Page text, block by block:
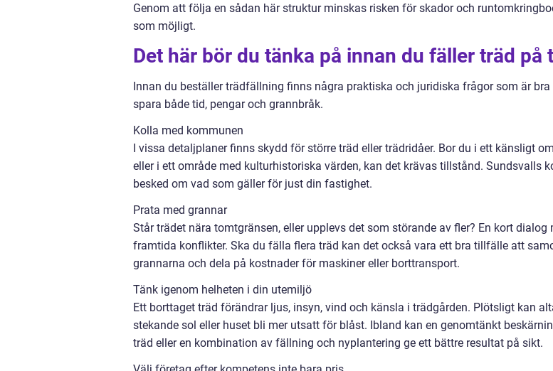
Genom att följa en sådan här struktur minskas risken för skador och
som möjligt.
Det här bör du tänka på innan du fäller träd på
Innan du beställer trädfällning finns några praktiska och juridiska frågor som är bra
spara både tid, pengar och grannbråk.
Kolla med kommunen
I vissa detaljplaner finns skydd för större träd eller trädridåer. Bor du i ett känsligt
eller i ett område med kulturhistoriska värden, kan det krävas tillstånd. Sundsvalls
besked om vad som gäller för just din fastighet.
Prata med grannar
Står trädet nära tomtgränsen, eller upplevs det som störande av fler? En kort dialog
framtida konflikter. Ska du fälla flera träd kan det också vara ett bra tillfälle att
grannarna och dela på kostnader för maskiner eller borttransport.
Tänk igenom helheten i din utemiljö
Ett borttaget träd förändrar ljus, insyn, vind och känsla i trädgården. Plötsligt kan
stekande sol eller huset bli mer utsatt för blåst. Ibland kan en genomtänkt
träd eller en kombination av fällning och nyplantering ge ett bättre resultat på sikt.